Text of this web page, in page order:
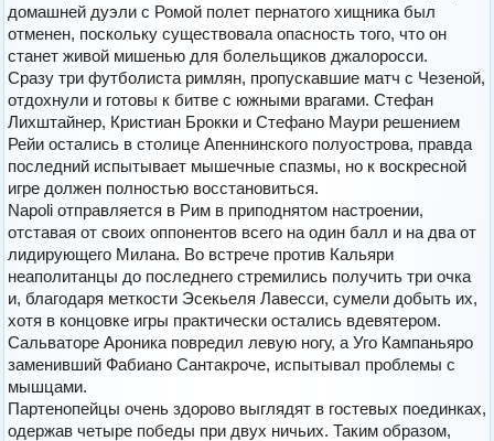
домашней дуэли с Ромой полет пернатого хищника был
отменен, поскольку существовала опасность того, что он
станет живой мишенью для болельщиков джалоросси.
Сразу три футболиста римлян, пропускавшие матч с Чезеной,
отдохнули и готовы к битве с южными врагами. Стефан
Лихштайнер, Кристиан Брокки и Стефано Маури решением
Рейи остались в столице Апеннинского полуострова, правда
последний испытывает мышечные спазмы, но к воскресной
игре должен полностью восстановиться.
Napoli отправляется в Рим в приподнятом настроении,
отставая от своих оппонентов всего на один балл и на два от
лидирующего Милана. Во встрече против Кальяри
неаполитанцы до последнего стремились получить три очка
и, благодаря меткости Эсекьеля Лавесси, сумели добыть их,
хотя в концовке игры практически остались вдевятером.
Сальваторе Aрoникa повредил левую ногу, а Уго Кампаньяро
заменивший Фабиано Сантакроче, испытывал проблемы с
мышцами.
Партенопейцы очень здорово выглядят в гостевых поединках,
одержав четыре победы при двух ничьих. Таким образом,